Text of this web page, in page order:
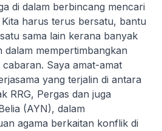
di dalam berbincang mencari
harus terus bersatu, bantu
sama lain kerana banyak
mempertimbangkan
Saya amat-amat
yang terjalin di antara
RRG, Pergas dan juga
(AYN), dalam
agama berkaitan konflik di